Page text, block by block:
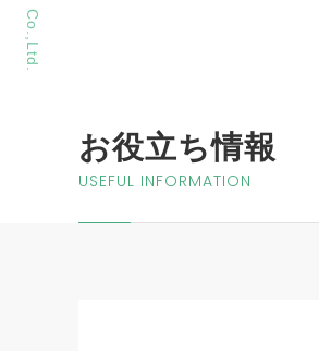
Co.,Ltd.
お役立ち情報
USEFUL INFORMATION